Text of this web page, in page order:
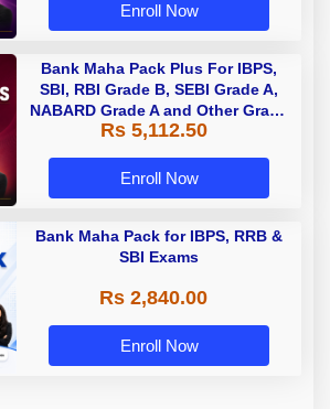
Enroll Now
Bank Maha Pack Plus For IBPS,
SBI, RBI Grade B, SEBI Grade A,
NABARD Grade A and Other Grade
A & Grade B Bank Exams
Rs 5,112.50
Enroll Now
Bank Maha Pack for IBPS, RRB &
SBI Exams
Rs 2,840.00
Enroll Now